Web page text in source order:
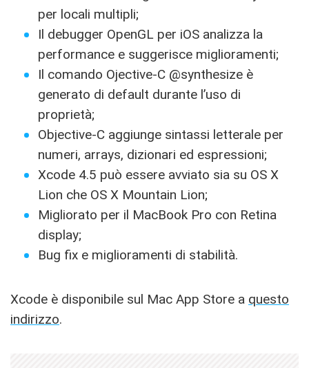
per locali multipli;
Il debugger OpenGL per iOS analizza la
performance e suggerisce miglioramenti;
Il comando Ojective-C @synthesize è
generato di default durante l’uso di
proprietà;
Objective-C aggiunge sintassi letterale per
numeri, arrays, dizionari ed espressioni;
Xcode 4.5 può essere avviato sia su OS X
Lion che OS X Mountain Lion;
Migliorato per il MacBook Pro con Retina
display;
Bug fix e miglioramenti di stabilità.
Xcode è disponibile sul Mac App Store a questo
indirizzo.